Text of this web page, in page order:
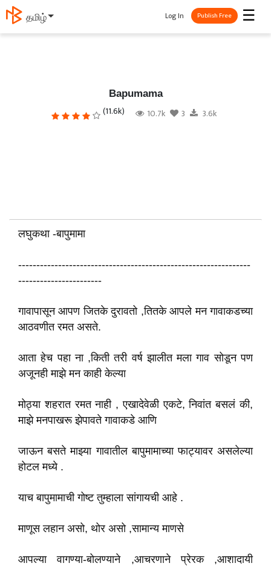
தமிழ் ☰
Log In Publish Free
Bapumama
(11.6k) 10.7k 3 3.6k
लघुकथा -बापुमामा
----------------------------------------------------------------
-----------------------
गावापासून आपण जितके दुरावतो ,तितके आपले मन गावाकडच्या
आठवणीत रमत असते.
आता हेच पहा ना ,किती तरी वर्ष झालीत मला गाव सोडून पण
अजूनही माझे मन काही केल्या
मोठ्या शहरात रमत नाही , एखादेवेळी एकटे, निवांत बसलं की,
माझे मनपाखरू झेपावते गावाकडे आणि
जाऊन बसते माझ्या गावातील बापुमामाच्या फाट्यावर असलेल्या
होटल मध्ये .
याच बापुमामाची गोष्ट तुम्हाला सांगायची आहे .
माणूस लहान असो, थोर असो ,सामान्य माणसे
आपल्या वागण्या-बोलण्याने ,आचरणाने प्रेरक ,आशादायी